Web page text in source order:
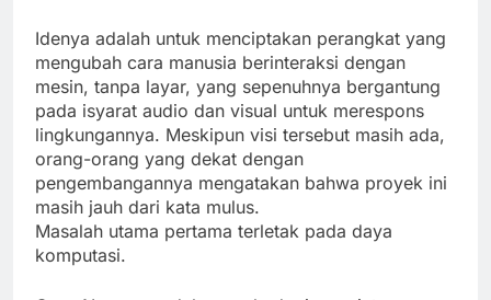
Idenya adalah untuk menciptakan perangkat yang
mengubah cara manusia berinteraksi dengan
mesin, tanpa layar, yang sepenuhnya bergantung
pada isyarat audio dan visual untuk merespons
lingkungannya. Meskipun visi tersebut masih ada,
orang-orang yang dekat dengan
pengembangannya mengatakan bahwa proyek ini
masih jauh dari kata mulus.
Masalah utama pertama terletak pada daya
komputasi.